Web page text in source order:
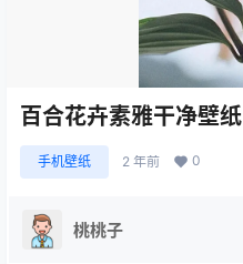
百合花卉素雅干净壁纸
手机壁纸 2 年前 0
桃桃子